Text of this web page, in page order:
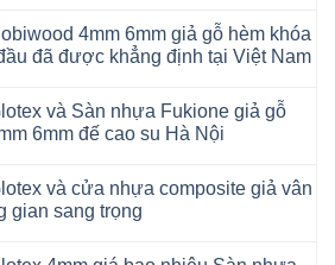
4mm 6mm giả gỗ hèm khóa
đã được khẳng định tại Việt Nam
và Sàn nhựa Fukione giả gỗ
6mm đế cao su Hà Nội
và cửa nhựa composite giả vân
gian sang trọng